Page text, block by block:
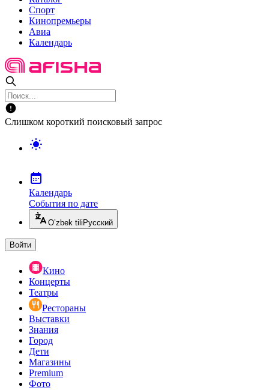
Спорт
Кинопремьеры
Авиа
Календарь
Слишком короткий поисковый запрос
Календарь
События по дате
O’zbek tili Русский
Войти
Кино
Концерты
Театры
Рестораны
Выставки
Знания
Город
Дети
Магазины
Premium
Фото